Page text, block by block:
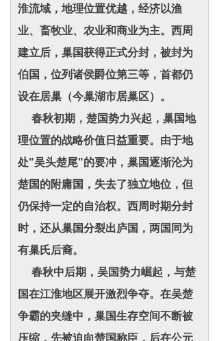
淮流域，地理位置优越，经济以渔
业、畜牧业、农业和商业为主。西周
建立后，巢国获得正式分封，被封为
伯国，位列诸侯爵位第三等，首都仍
设在居巢（今巢湖市居巢区）。
春秋初期，楚国势力兴起，巢国地
理位置的战略价值日益重要。由于地
处"吴头楚尾"的要冲，巢国逐渐沦为
楚国的附庸国，失去了独立地位，但
仍保持一定的自治权。西周时期分封
时，还从巢国分裂出庐国，两国同为
有巢氏后裔。
春秋中后期，吴国势力崛起，与楚
国在江淮地区展开激烈争夺。在吴楚
争霸的夹缝中，巢国生存空间不断被
压缩，先被迫向楚国称臣，后在公元